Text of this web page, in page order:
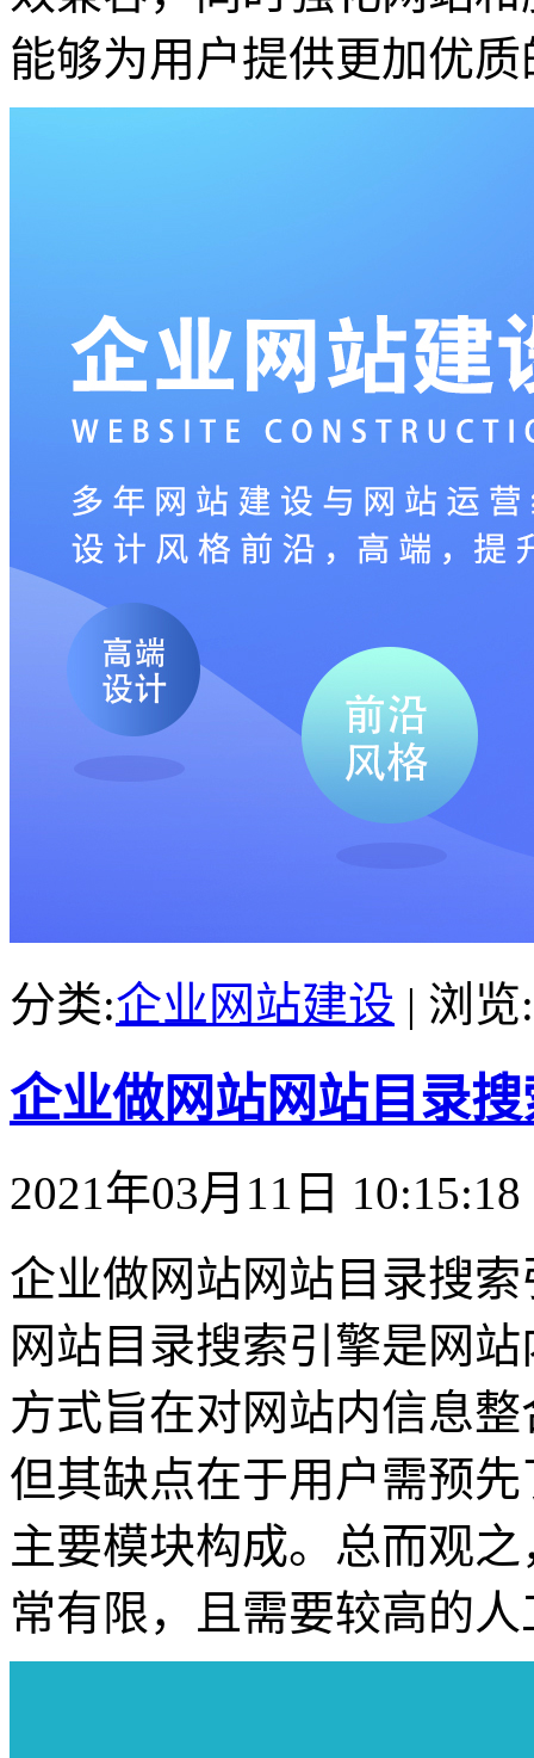
能够为用户提供更加优
分类:企业网站建设 | 浏览:
企业做网站网站目录
2021年03月11日 10:15:18
企业做网站网站目录搜索
网站目录搜索引擎是网
方式旨在对网站内信息
但其缺点在于用户需预
主要模块构成。总而观
常有限，且需要较高的